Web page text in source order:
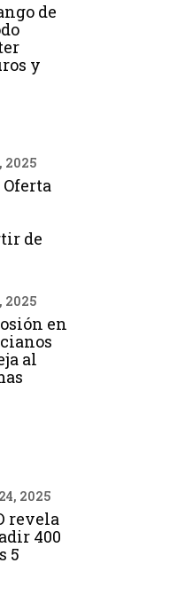
de
y
2025
Oferta
de
2025
en
al
2025
revela
400
5